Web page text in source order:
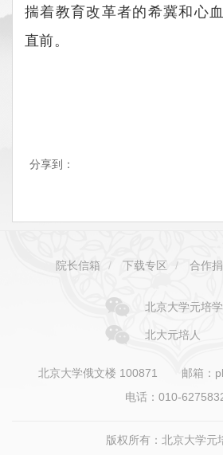
揣着教育改革者的希冀和心
直前。
分享到：
院长信箱 / 下载专区 / 合作
北京大学元培
北大元培人
北京大学俄文楼 100871
邮箱：
电话：010-
版权所有：北京大学元